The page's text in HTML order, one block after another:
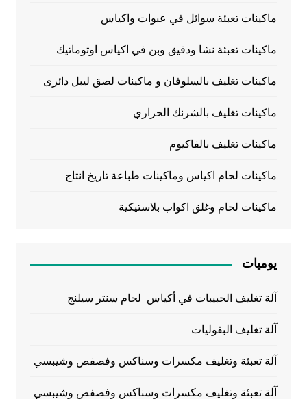
ماكينات تعبئة سوائل في عبوات واكياس
ماكينات تعبئة نشا ودقيق وبن في اكياس اوتوماتيك
ماكينات تغليف بالسلوفان و ماكينات لصق ليبل دائرى
ماكينات تغليف بالشرنك الحراري
ماكينات تغليف بالفاكيوم
ماكينات لحام اكياس وماكينات طباعة تاريخ انتاج
ماكينات لحام وغلق اكواب بلاستيكية
يوميات
آلة تغليف الحبيبات في أكياس لحام سنتر سيلنج
آلة تغليف البقوليات
آلة تعبئة وتغليف مكسرات وسناكس وفصفص وشيبسي
آلة تعبئة وتغليف مكسرات وسناكس وفصفص وشيبسي